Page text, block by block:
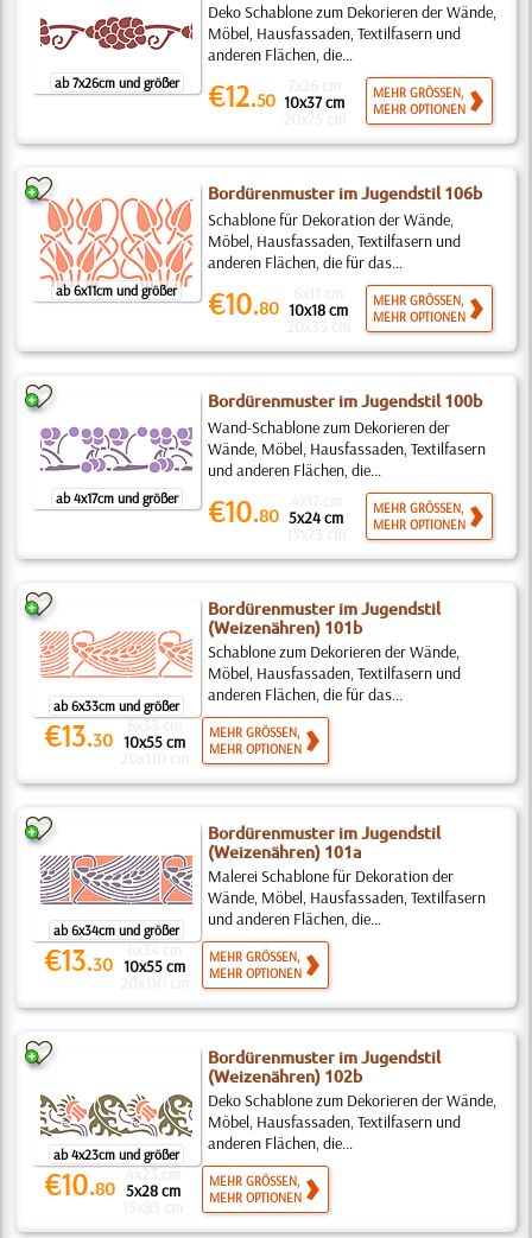
ab 7x26cm und größer
Deko Schablone zum Dekorieren der Wände,
Möbel, Hausfassaden, Textilfasern und
anderen Flächen, die...
€12.50 10x37 cm
MEHR GRÖSSEN,
MEHR OPTIONEN
ab 6x11cm und größer
Bordürenmuster im Jugendstil 106b
Schablone für Dekoration der Wände,
Möbel, Hausfassaden, Textilfasern und
anderen Flächen, die für das...
€10.80 10x18 cm
MEHR GRÖSSEN,
MEHR OPTIONEN
ab 4x17cm und größer
Bordürenmuster im Jugendstil 100b
Wand-Schablone zum Dekorieren der
Wände, Möbel, Hausfassaden, Textilfasern
und anderen Flächen, die...
€10.80 5x24 cm
MEHR GRÖSSEN,
MEHR OPTIONEN
ab 6x33cm und größer
Bordürenmuster im Jugendstil
(Weizenähren) 101b
Schablone zum Dekorieren der Wände,
Möbel, Hausfassaden, Textilfasern und
anderen Flächen, die für das...
€13.30
6x33 cm
10x55 cm
MEHR GRÖSSEN,
MEHR OPTIONEN
ab 6x34cm und größer
Bordürenmuster im Jugendstil
(Weizenähren) 101a
Malerei Schablone für Dekoration der
Wände, Möbel, Hausfassaden, Textilfasern
und anderen Flächen, die...
€13.30
6x34 cm
10x55 cm
MEHR GRÖSSEN,
MEHR OPTIONEN
ab 4x23cm und größer
Bordürenmuster im Jugendstil
(Weizenähren) 102b
Deko Schablone zum Dekorieren der Wände,
Möbel, Hausfassaden, Textilfasern und
anderen Flächen, die...
€10.80
4x23 cm
5x28 cm
MEHR GRÖSSEN,
MEHR OPTIONEN